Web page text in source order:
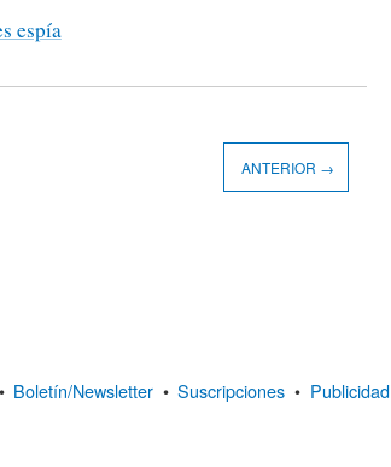
espía
ANTERIOR →
• Boletín/Newsletter • Suscripciones • Publicidad